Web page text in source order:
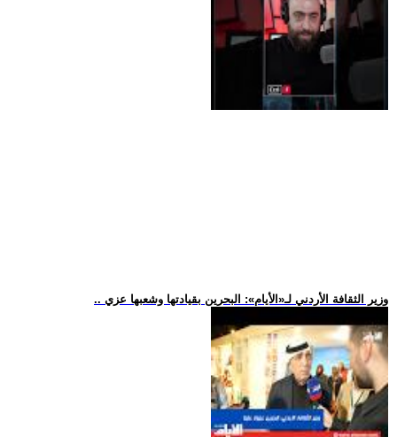
.. وزير الثقافة الأردني لـ«الأيام»: البحرين بقيادتها وشعبها عزي